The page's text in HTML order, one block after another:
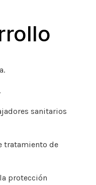
sanitarios
tratamiento de
protección